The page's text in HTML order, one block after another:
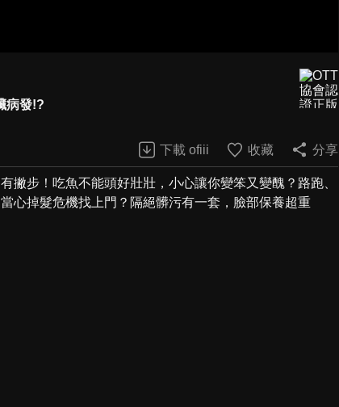
病發!?
下載 ofiii 收藏 分享
撇步！吃魚不能頭好壯壯，小心讓你變笨又變醜？路跑、
心掉髮危機找上門？隔絕髒污有一套，臉部保養超重